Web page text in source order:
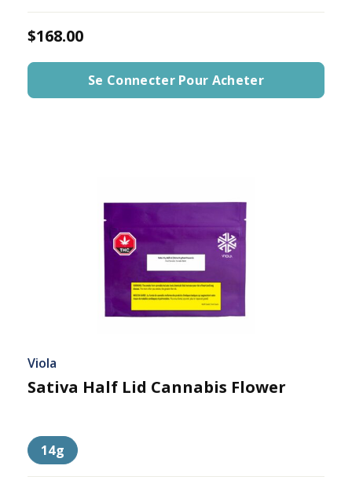
$168.00
Se Connecter Pour Acheter
Viola
Sativa Half Lid Cannabis Flower
14g